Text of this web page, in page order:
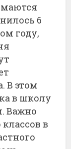
6
году,
В этом
в школу
Важно
в